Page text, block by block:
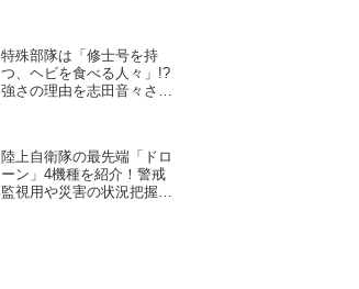
特殊部隊は「修士号を持
つ、ヘビを食べる人々」!?
強さの理由を志田音々さん
陸上自衛隊の最先端「ドロ
ーン」4機種を紹介！警戒
監視用や災害の状況把握に